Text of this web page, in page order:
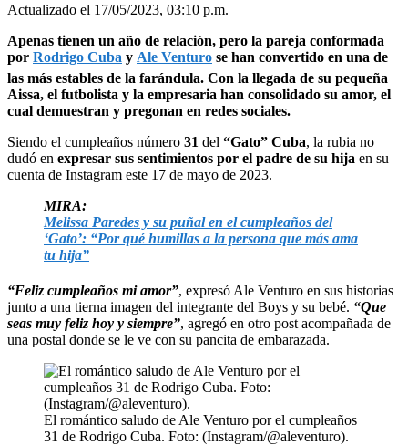
Actualizado el 17/05/2023, 03:10 p.m.
Apenas tienen un año de relación, pero la pareja conformada
por Rodrigo Cuba y Ale Venturo se han convertido en una de
las más estables de la farándula. Con la llegada de su pequeña
Aissa, el futbolista y la empresaria han consolidado su amor, el
cual demuestran y pregonan en redes sociales.
Siendo el cumpleaños número 31 del “Gato” Cuba, la rubia no
dudó en expresar sus sentimientos por el padre de su hija en su
cuenta de Instagram este 17 de mayo de 2023.
MIRA:
Melissa Paredes y su puñal en el cumpleaños del
‘Gato’: “Por qué humillas a la persona que más ama
tu hija”
“Feliz cumpleaños mi amor”, expresó Ale Venturo en sus historias
junto a una tierna imagen del integrante del Boys y su bebé. “Que
seas muy feliz hoy y siempre”, agregó en otro post acompañada de
una postal donde se le ve con su pancita de embarazada.
El romántico saludo de Ale Venturo por el cumpleaños
31 de Rodrigo Cuba. Foto: (Instagram/@aleventuro).